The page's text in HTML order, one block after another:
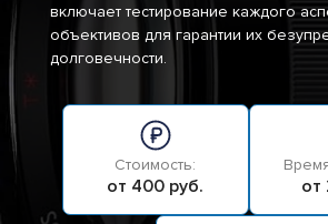
включает тестирование каждого
объективов для гарантии их
долговечности.
Стоимость:
от 400 руб. от